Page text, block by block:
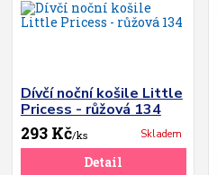
Dívčí noční košile Little
Pricess - růžová 134
293 Kč/ks Skladem
Detail